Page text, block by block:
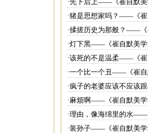
·先下后上——《崔自默美
·猪是思想家吗？——《
·揉搓历史为那般？——《
·灯下黑——《崔自默美学
·该死的不是温柔——《
·一个比一个丑——《崔
·疯子的老婆应该不应该
·麻烦啊——《崔自默美学
·理由，像海绵里的水——
·装孙子——《崔自默美学